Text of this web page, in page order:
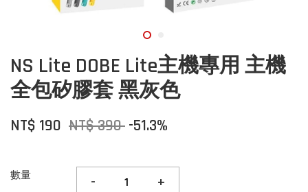
NS Lite DOBE Lite主機專用 主機
全包矽膠套 黑灰色
NT$ 190 NT$ 390 -51.3%
數量 - +